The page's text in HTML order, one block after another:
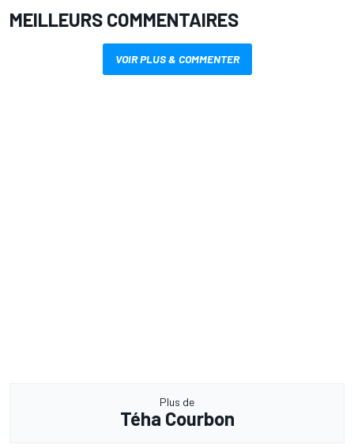
MEILLEURS COMMENTAIRES
VOIR PLUS & COMMENTER
Plus de
Téha Courbon